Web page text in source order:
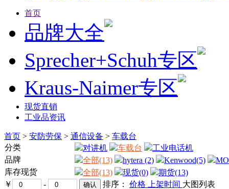
首页
品牌大全
Sprecher+Schuh专区
Kraus-Naimer专区
现货直销
工业品资讯
首页 > 安防劳保 > 通信设备 > 车载台
分类
对讲机 车载台
工业电话机
品牌
全部(13) hytera (2) Kenwood(5)
库存现货
全部(13) 现货(0)
期货(13)
￥
- 排序： 价格 上架时间 大图列表